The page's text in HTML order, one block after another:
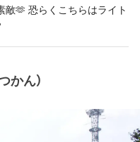
敵🫶 恐らくこちらはライト
かん）